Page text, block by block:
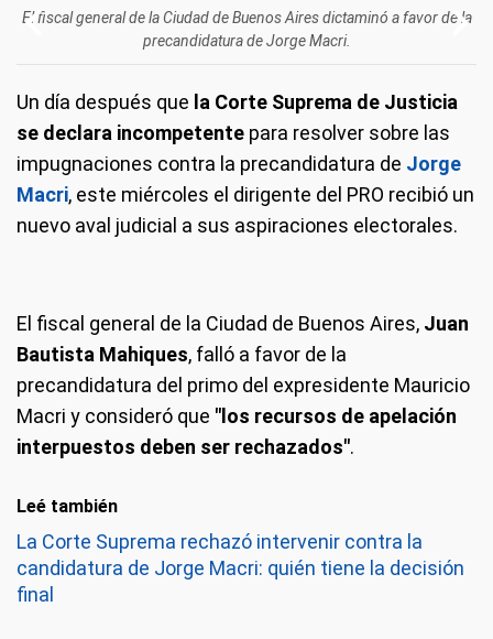
El fiscal general de la Ciudad de Buenos Aires dictaminó a favor de la
precandidatura de Jorge Macri.
Un día después que la Corte Suprema de Justicia
se declara incompetente para resolver sobre las
impugnaciones contra la precandidatura de Jorge
Macri, este miércoles el dirigente del PRO recibió un
nuevo aval judicial a sus aspiraciones electorales.
El fiscal general de la Ciudad de Buenos Aires, Juan
Bautista Mahiques, falló a favor de la
precandidatura del primo del expresidente Mauricio
Macri y consideró que "los recursos de apelación
interpuestos deben ser rechazados".
Leé también
La Corte Suprema rechazó intervenir contra la
candidatura de Jorge Macri: quién tiene la decisión
final